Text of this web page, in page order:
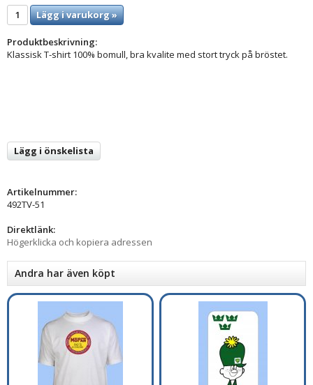
Lägg i varukorg »
Produktbeskrivning:
Klassisk T-shirt 100% bomull, bra kvalite med stort tryck på bröstet.
Lägg i önskelista
Artikelnummer:
492TV-51
Direktlänk:
Högerklicka och kopiera adressen
Andra har även köpt